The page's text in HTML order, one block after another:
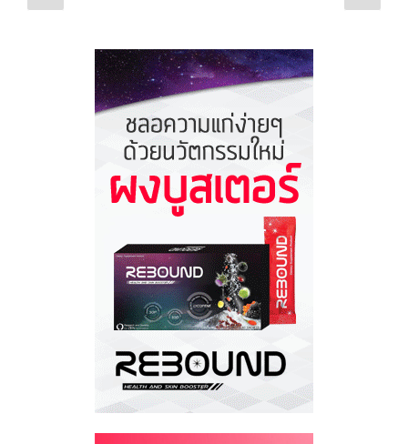
ยู
เนี่ยน
–
ศูนย์
ต่างด้าว
–
สะพาน
navigation
page